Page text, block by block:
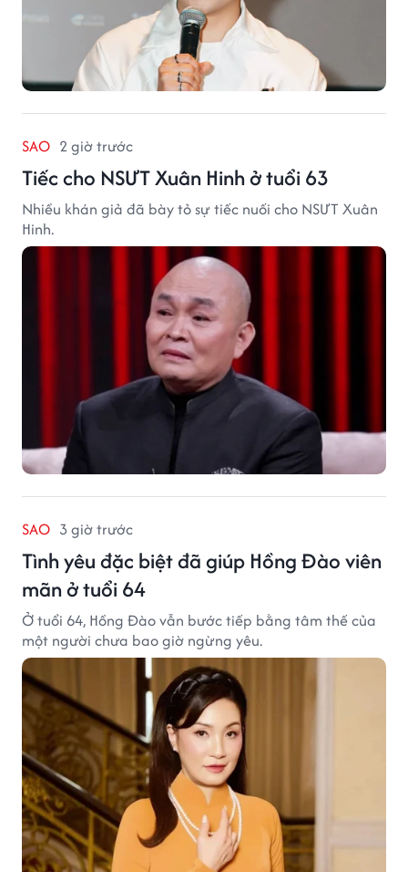
SAO 2 giờ trước
Tiếc cho NSƯT Xuân Hinh ở tuổi 63
Nhiều khán giả đã bày tỏ sự tiếc nuối cho NSƯT Xuân
Hinh.
SAO 3 giờ trước
Tình yêu đặc biệt đã giúp Hồng Đào viên
mãn ở tuổi 64
Ở tuổi 64, Hồng Đào vẫn bước tiếp bằng tâm thế của
một người chưa bao giờ ngừng yêu.